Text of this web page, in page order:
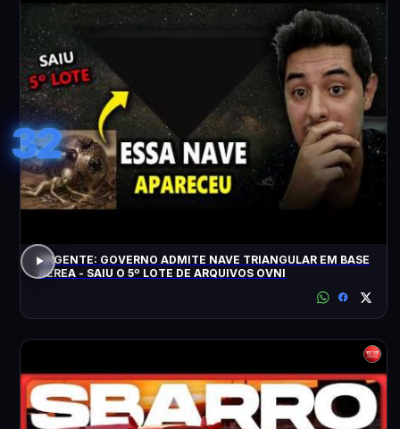
32
URGENTE: GOVERNO ADMITE NAVE TRIANGULAR EM BASE
AÉREA - SAIU O 5º LOTE DE ARQUIVOS OVNI